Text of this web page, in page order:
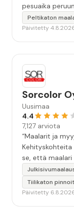
pesuaika
aika piti ja työn
murhe tuli
vuorokautta
pihallemme ja sulki hanan.
hommiin ja hyvä
Peltikaton
Päivitetty
Sorcolor
Uusimaa
4.4
7,127 arviota
“Maalarit ja
Kehityskohteita
se, että maalari
värin erot mitä
kohtaa
tilanteessa
Tiilikaton
Päivitetty